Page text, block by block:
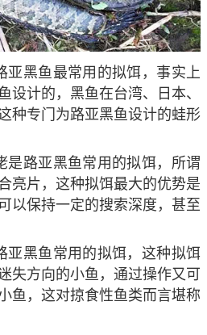
亚黑鱼最常用的拟饵，事实上
设计的，黑鱼在台湾、日本、
种专门为路亚黑鱼设计的蛙形
是路亚黑鱼常用的拟饵，所谓
亮片，这种拟饵最大的优势是
以保持一定的搜索深度，甚至
亚黑鱼常用的拟饵，这种拟饵
失方向的小鱼，通过操作又可
鱼，这对掠食性鱼类而言堪称